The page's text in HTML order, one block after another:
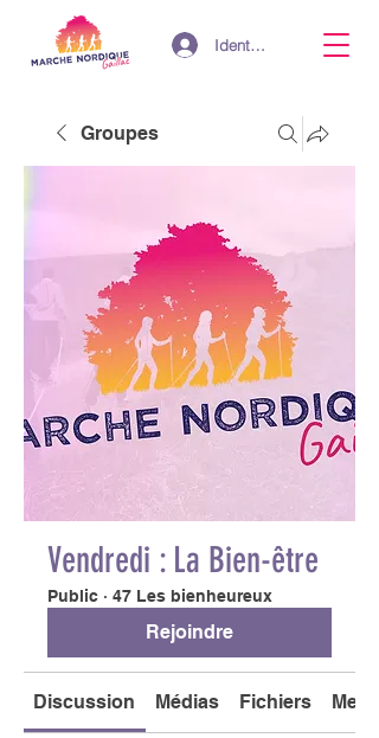
Identifiant
Groupes
Vendredi : La Bien-être
Public · 47 Les bienheureux
Rejoindre
Discussion Médias Fichiers